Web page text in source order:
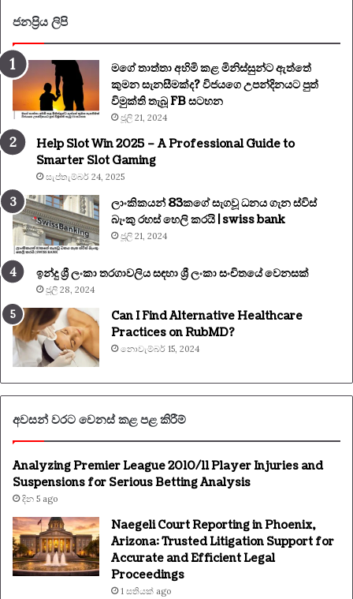
ජනප්‍රිය ලිපි
මගේ තාත්තා අහිමි කළ මිනිස්සුන්ට ඇත්තේ
කුමන සැනසීමක්ද? විජයගෙ උපන්දිනයට පුත්
විමුක්ති තැබූ FB සටහන
ජූලි 21, 2024
Help Slot Win 2025 – A Professional Guide to
Smarter Slot Gaming
සැප්තැම්බර් 24, 2025
ලාංකිකයන් 83කගේ සැගවූ ධනය ගැන ස්විස්
බැංකු රහස් හෙලි කරයි | swiss bank
ජූලි 21, 2024
ඉන්දු ශ්‍රී ලංකා තරගාවලිය සඳහා ශ්‍රී ලංකා සංචිතයේ වෙනසක්
ජූලි 28, 2024
Can I Find Alternative Healthcare
Practices on RubMD?
නොවැම්බර් 15, 2024
අවසන් වරට වෙනස් කළ පළ කිරීම්
Analyzing Premier League 2010/11 Player Injuries and
Suspensions for Serious Betting Analysis
දින 5 ago
Naegeli Court Reporting in Phoenix,
Arizona: Trusted Litigation Support for
Accurate and Efficient Legal
Proceedings
1 සතියක් ago